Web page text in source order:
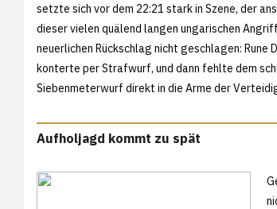
setzte sich vor dem 22:21 stark in Szene, der
dieser vielen quälend langen ungarischen
neuerlichen Rückschlag nicht geschlagen:
konterte per Strafwurf, und dann fehlte dem
Siebenmeterwurf direkt in die Arme der
Aufholjagd kommt zu spät